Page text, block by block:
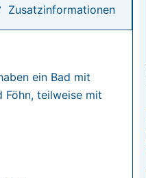
Zusatzinformationen
ein Bad mit
Föhn, teilweise mit